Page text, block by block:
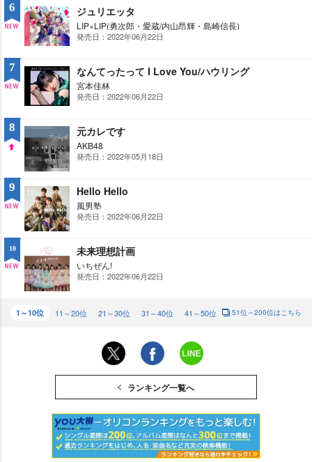
6
W
ジュリエッタ
LIP×LIP(勇次郎・愛蔵/内山昂輝・島崎信長)
発売日：2022年06月22日
7
W
なんてったって I Love You/ハウリング
宮本佳林
発売日：2022年06月22日
8 元カレです
AKB48
発売日：2022年05月18日
9
W
Hello Hello
風男塾
発売日：2022年06月22日
10 未来理想計画
いちぜん!
発売日：2022年06月22日
1～10位 11～20位 21～30位 31～40位 41～50位 51位～200位はこちら
ランキング一覧へ